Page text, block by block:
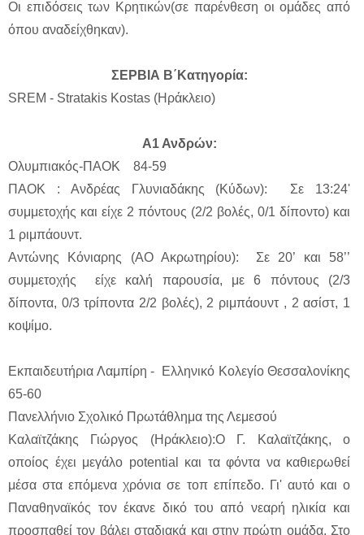
Οι επιδόσεις των Κρητικών(σε παρένθεση οι ομάδες από
όπου αναδείχθηκαν).
ΣΕΡΒΙΑ Β΄Κατηγορία:
SREM - Stratakis Kostas (Ηράκλειο)
Α1 Ανδρών:
Ολυμπιακός-ΠΑΟΚ 84-59
ΠΑΟΚ : Ανδρέας Γλυνιαδάκης (Κύδων): Σε 13:24'
συμμετοχής και είχε 2 πόντους (2/2 βολές, 0/1 δίποντο) και
1 ριμπάουντ.
Αντώνης Κόνιαρης (ΑΟ Ακρωτηρίου): Σε 20’ και 58’’
συμμετοχής είχε καλή παρουσία, με 6 πόντους (2/3
δίποντα, 0/3 τρίποντα 2/2 βολές), 2 ριμπάουντ , 2 ασίστ, 1
κοψίμο.
Εκπαιδευτήρια Λαμπίρη - Ελληνικό Κολεγίο Θεσσαλονίκης
65-60
Πανελλήνιο Σχολικό Πρωτάθλημα της Λεμεσού
Καλαϊτζάκης Γιώργος (Ηράκλειο):O Γ. Καλαϊτζάκης, ο
οποίος έχει μεγάλο potential και τα φόντα να καθιερωθεί
μέσα στα επόμενα χρόνια σε τοπ επίπεδο. Γι' αυτό και ο
Παναθηναϊκός τον έκανε δικό του από νεαρή ηλικία και
προσπαθεί τον βάλει σταδιακά και στην πρώτη ομάδα. Στο